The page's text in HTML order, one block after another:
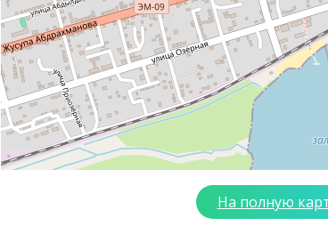
На полную